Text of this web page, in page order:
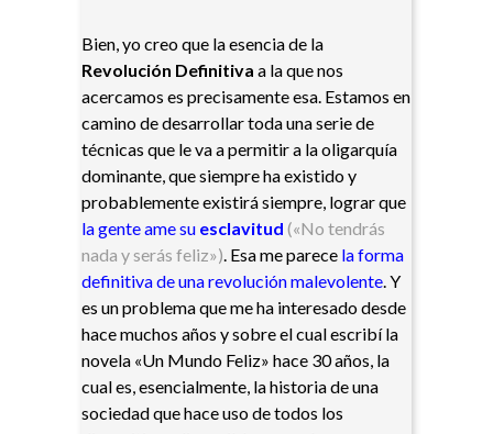
Bien, yo creo que la esencia de la
Revolución Definitiva a la que nos
acercamos es precisamente esa. Estamos en
camino de desarrollar toda una serie de
técnicas que le va a permitir a la oligarquía
dominante, que siempre ha existido y
probablemente existirá siempre, lograr que
la gente ame su esclavitud («No tendrás
nada y serás feliz») . Esa me parece la forma
definitiva de una revolución malevolente . Y
es un problema que me ha interesado desde
hace muchos años y sobre el cual escribí la
novela «Un Mundo Feliz» hace 30 años, la
cual es, esencialmente, la historia de una
sociedad que hace uso de todos los